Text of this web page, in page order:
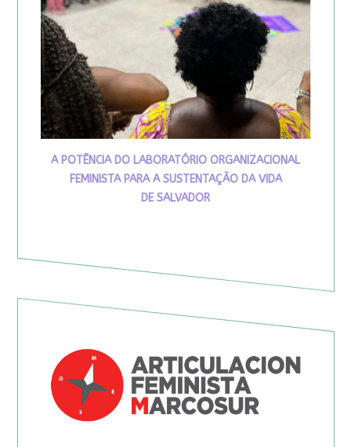
A POTÊNCIA DO LABORATÓRIO ORGANIZACIONAL
FEMINISTA PARA A SUSTENTAÇÃO DA VIDA
DE SALVADOR